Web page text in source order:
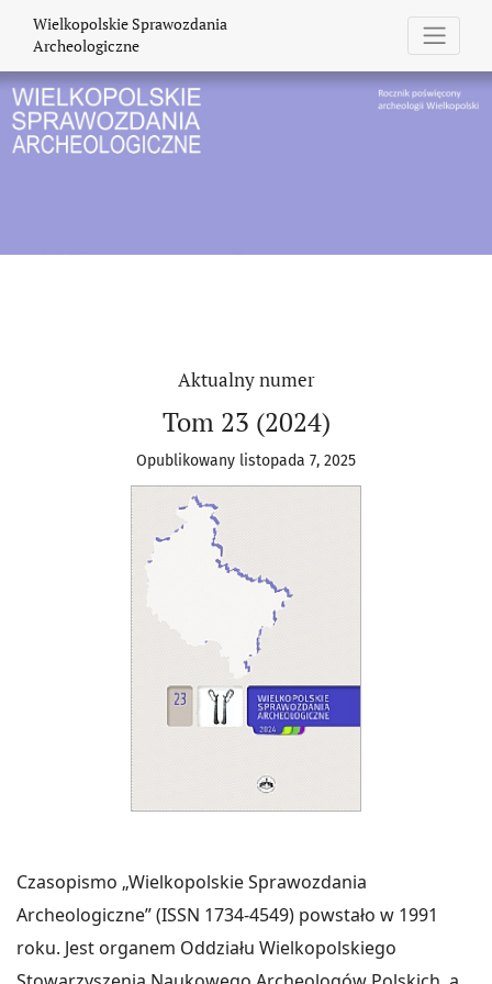
Wielkopolskie Sprawozdania
Wielkopolskie Sprawozdania
Archeologiczne
Aktualny numer
Tom 23 (2024)
Opublikowany listopada 7, 2025
Czasopismo „Wielkopolskie Sprawozdania
Archeologiczne” (ISSN 1734-4549) powstało w 1991
roku. Jest organem Oddziału Wielkopolskiego